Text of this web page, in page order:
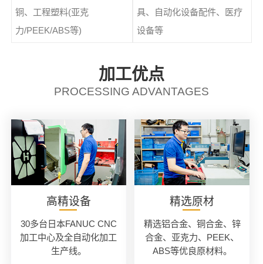
铜、工程塑料(亚克
力/PEEK/ABS等)
具、自动化设备配件、医疗
设备等
加工优点
PROCESSING ADVANTAGES
高精设备
30多台日本FANUC CNC
加工中心及全自动化加工
生产线。
精选原材
精选铝合金、铜合金、锌
合金、亚克力、PEEK、
ABS等优良原材料。